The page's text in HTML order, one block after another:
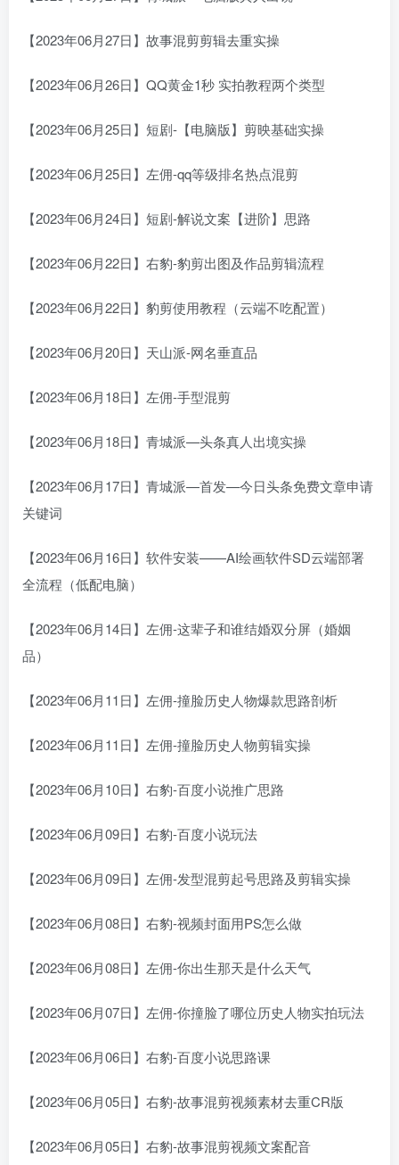
【2023年06月27日】故事混剪剪辑去重实操
【2023年06月26日】QQ黄金1秒 实拍教程两个类型
【2023年06月25日】短剧-【电脑版】剪映基础实操
【2023年06月25日】左佣-qq等级排名热点混剪
【2023年06月24日】短剧-解说文案【进阶】思路
【2023年06月22日】右豹-豹剪出图及作品剪辑流程
【2023年06月22日】豹剪使用教程（云端不吃配置）
【2023年06月20日】天山派-网名垂直品
【2023年06月18日】左佣-手型混剪
【2023年06月18日】青城派—头条真人出境实操
【2023年06月17日】青城派—首发—今日头条免费文章申请
关键词
【2023年06月16日】软件安装——AI绘画软件SD云端部署
全流程（低配电脑）
【2023年06月14日】左佣-这辈子和谁结婚双分屏（婚姻
品）
【2023年06月11日】左佣-撞脸历史人物爆款思路剖析
【2023年06月11日】左佣-撞脸历史人物剪辑实操
【2023年06月10日】右豹-百度小说推广思路
【2023年06月09日】右豹-百度小说玩法
【2023年06月09日】左佣-发型混剪起号思路及剪辑实操
【2023年06月08日】右豹-视频封面用PS怎么做
【2023年06月08日】左佣-你出生那天是什么天气
【2023年06月07日】左佣-你撞脸了哪位历史人物实拍玩法
【2023年06月06日】右豹-百度小说思路课
【2023年06月05日】右豹-故事混剪视频素材去重CR版
【2023年06月05日】右豹-故事混剪视频文案配音